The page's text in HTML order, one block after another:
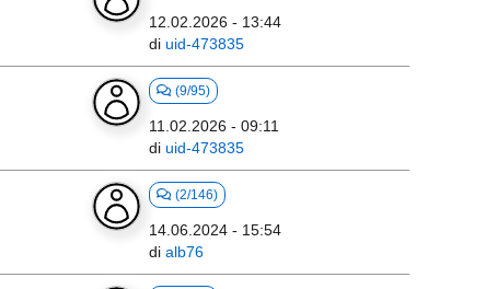
12.02.2026 - 13:44
di uid-473835
(9/95)
11.02.2026 - 09:11
di uid-473835
(2/146)
14.06.2024 - 15:54
di alb76